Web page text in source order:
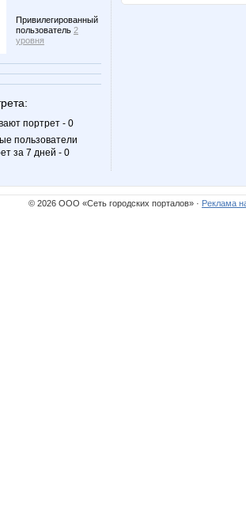
Привилегированный
пользователь 2
уровня
портрет - 0
пользователи
за 7 дней - 0
© 2026 ООО «Сеть городских порталов» · Реклама